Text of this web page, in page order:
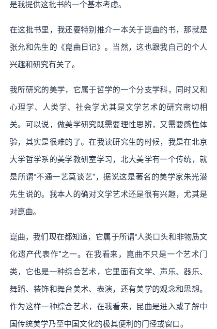
是我提供这批书的一个基本考虑。
在这批书里，我还要特别推介一本关于崑曲的书，那就是
张允和先生的《崑曲日记》。当然，这也跟我自己的个人
兴趣和研究有关了。
我所研究的美学，它属于哲学的一个分支学科，同时又和
心理学、人类学、社会学尤其是文学艺术的研究密切相
关。可以说，做美学研究既需要理性思辨，又需要感性体
验，其实是很难的了。在我读研究生的时候，我是在北京
大学哲学系的美学教研室学习，北大美学有一个传统，就
是所谓“不通一艺莫谈艺”，据说这是著名的美学家朱光潜
先生说的。我本人的确对文学艺术还是很有兴趣，尤其是
对崑曲。
崑曲，我们现在都知道，它属于所谓“人类口头和非物质文
化遗产代表作”之一。在我看来，崑曲不只是一个艺术门
类，它也是一种综合艺术，它里面有文学、声乐、器乐、
舞蹈、装饰和舞台美术、表演，还有美学的观念和思想。
作为这样一种综合艺术，在我看来，昆曲是进入或了解中
国传统美学乃至中国文化的极其便利的门径或窗口。